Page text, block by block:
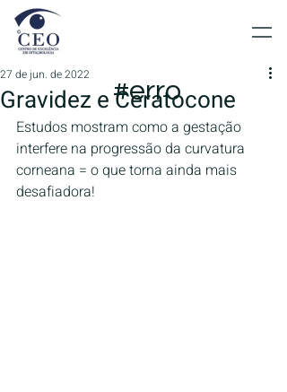
Gravidez e Ceratocone
27 de jun. de 2022
Estudos mostram como a gestação
interfere na progressão da curvatura
corneana = o que torna ainda mais
desafiadora!
#erro